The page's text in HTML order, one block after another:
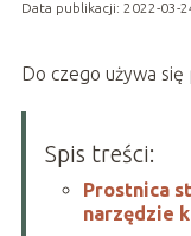
Data publikacji: 2022-03-
Do czego używa
Spis treści:
Prostnica
narzędzie